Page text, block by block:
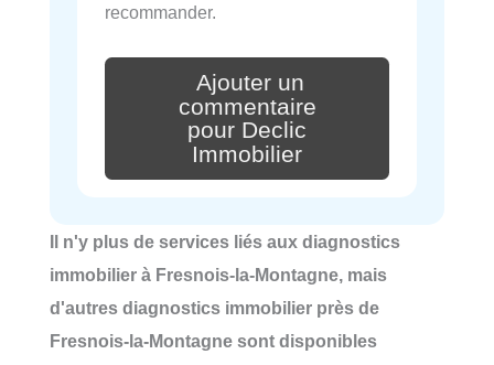
recommander.
Ajouter un
commentaire
pour Declic
Immobilier
Il n'y plus de services liés aux diagnostics
immobilier à Fresnois-la-Montagne, mais
d'autres diagnostics immobilier près de
Fresnois-la-Montagne sont disponibles